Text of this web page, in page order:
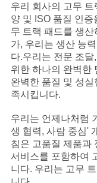
우리 회사의 고무
양 및 ISO 품질 인
무 트랙 패드를 생
가, 우리는 생산 능
다.우리는 전문 조
위한 하나의 완벽한
완벽한 품질 및 성
족시킵니다.
우리는 언제나처럼
생 협력, 사람 중심'
침은 고품질 제품과
서비스를 포함하여
니다. 우리는 고무